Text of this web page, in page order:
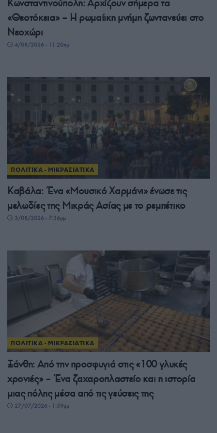
Κωνσταντινούπολη: Αρχίζουν σήμερα τα
«Θεοτόκεια» – Η ρωμαίικη μνήμη ζωντανεύει στο
Νεοχώρι
4/08/2026 - 11:20πμ
ΠΟΛΙΤΙΚΑ - ΜΙΚΡΑΣΙΑΤΙΚΑ
Καβάλα: Ένα «Μουσικό Χαρμάνι» ένωσε τις
μελωδίες της Μικράς Ασίας με το ρεμπέτικο
3/08/2026 - 7:36μμ
ΠΟΛΙΤΙΚΑ - ΜΙΚΡΑΣΙΑΤΙΚΑ
Ξάνθη: Από την προσφυγιά στις «100 γλυκές
χρονιές» – Ένα ζαχαροπλαστείο και η ιστορία
μιας πόλης μέσα από τις γεύσεις της
27/07/2026 - 1:59μμ